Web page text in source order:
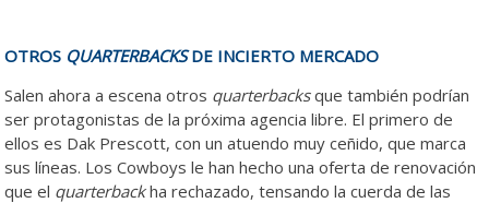
OTROS QUARTERBACKSDE INCIERTO MERCADO
Salen ahora a escena otros quarterbacksque también podrían
ser protagonistas de la próxima agencia libre. El primero de
ellos es Dak Prescott, con un atuendo muy ceñido, que marca
sus líneas. Los Cowboys le han hecho una oferta de renovación
que el quarterbackha rechazado, tensando la cuerda de las